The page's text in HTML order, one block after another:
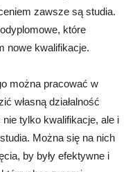
zawsze są studia.
które
nowe kwalifikacje.
można pracować w
własną działalność
tylko kwalifikacje, ale i
Można się na nich
by były efektywne i